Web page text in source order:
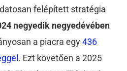
felépített stratégia
negyedik negyedévében
a piacra egy436
. Ezt követően a 2025